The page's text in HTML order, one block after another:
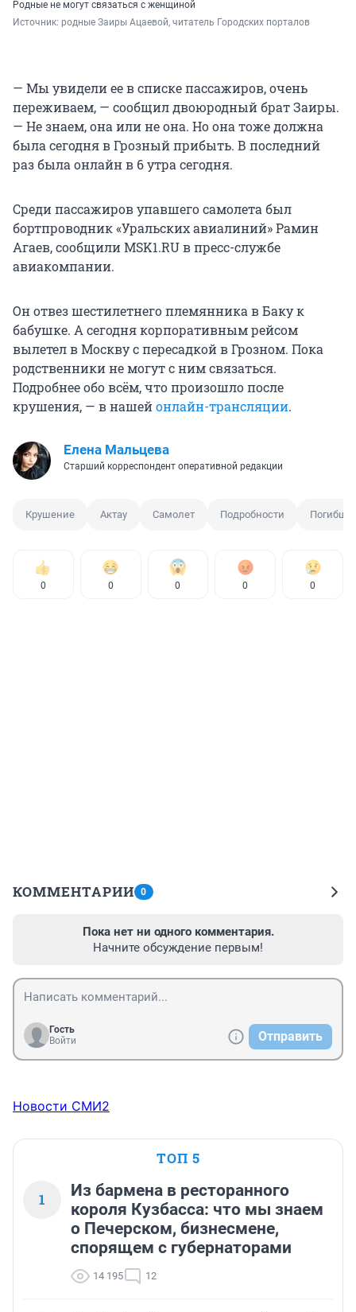
Родные не могут связаться с женщиной
Источник: родные Заиры Ацаевой, читатель Городских порталов
— Мы увидели ее в списке пассажиров, очень
переживаем, — сообщил двоюродный брат Заиры.
— Не знаем, она или не она. Но она тоже должна
была сегодня в Грозный прибыть. В последний
раз была онлайн в 6 утра сегодня.
Среди пассажиров упавшего самолета был
бортпроводник «Уральских авиалиний» Рамин
Агаев, сообщили MSK1.RU в пресс-службе
авиакомпании.
Он отвез шестилетнего племянника в Баку к
бабушке. А сегодня корпоративным рейсом
вылетел в Москву с пересадкой в Грозном. Пока
родственники не могут с ним связаться.
Подробнее обо всём, что произошло после
крушения, — в нашейонлайн-трансляции.
Елена Мальцева
Старший корреспондент оперативной редакции
Крушение Актау Самолет Подробности
0 0 0 0 0
КОММЕНТАРИИ 0
Пока нет ни одного комментария.
Начните обсуждение первым!
Гость
Войти
Отправить
Новости СМИ2
ТОП 5
1
Из бармена в ресторанного
короля Кузбасса: что мы знаем
о Печерском, бизнесмене,
спорящем с губернаторами
14 195 12